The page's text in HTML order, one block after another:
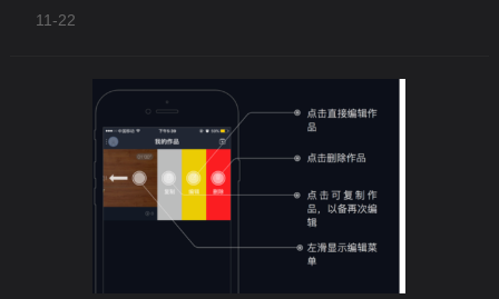
合云鹤2搭载外置跟焦伺服器后，
11-22